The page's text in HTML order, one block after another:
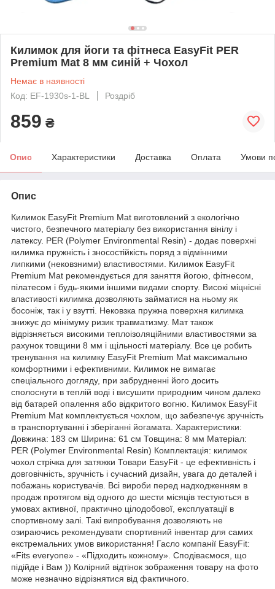
Килимок для йоги та фітнеса EasyFit PER
Premium Mat 8 мм синій + Чохол
Немає в наявності
Код: EF-1930s-1-BL
Роздріб
859 ₴
Опис Характеристики Доставка Оплата Умови
Опис
Килимок EasyFit Premium Mat виготовлений з екологічно
чистого, безпечного матеріалу без використання вінілу і
латексу. PER (Polymer Environmental Resin) - додає поверхні
килимка пружність і зносостійкість поряд з відмінними
липкими (нековзними) властивостями. Килимок EasyFit
Premium Mat рекомендується для заняття йогою, фітнесом,
пілатесом і будь-якими іншими видами спорту. Високі міцнісні
властивості килимка дозволяють займатися на ньому як
босоніж, так і у взутті. Нековзка пружна поверхня килимка
знижує до мінімуму ризик травматизму. Мат також
відрізняється високими теплоізоляційними властивостями за
рахунок товщини 8 мм і щільності матеріалу. Все це робить
тренування на килимку EasyFit Premium Mat максимально
комфортними і ефективними. Килимок не вимагає
спеціального догляду, при забрудненні його досить
сполоснути в теплій воді і висушити природним чином далеко
від батарей опалення або відкритого вогню. Килимок EasyFit
Premium Mat комплектується чохлом, що забезпечує зручність
в транспортуванні і зберіганні йогамата. Характеристики:
Довжина: 183 см Ширина: 61 см Товщина: 8 мм Матеріал:
PER (Polymer Environmental Resin) Комплектація: килимок
чохол стрічка для затяжки Товари EasyFit - це ефективність і
довговічність, зручність і сучасний дизайн, увага до деталей і
побажань користувачів. Всі вироби перед надходженням в
продаж протягом від одного до шести місяців тестуються в
умовах активної, практично цілодобової, експлуатації в
спортивному залі. Такі випробування дозволяють не
озираючись рекомендувати спортивний інвентар для самих
екстремальних умов використання! Гасло компанії EasyFit:
«Fits everyone» - «Підходить кожному». Сподіваємося, що
підійде і Вам )) Колірний відтінок зображення товару на фото
може незначно відрізнятися від фактичного.